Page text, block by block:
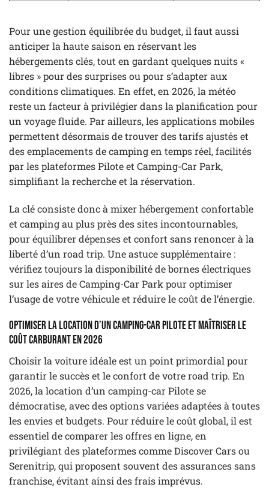
Pour une gestion équilibrée du budget, il faut aussi
anticiper la haute saison en réservant les
hébergements clés, tout en gardant quelques nuits «
libres » pour des surprises ou pour s’adapter aux
conditions climatiques. En effet, en 2026, la météo
reste un facteur à privilégier dans la planification pour
un voyage fluide. Par ailleurs, les applications mobiles
permettent désormais de trouver des tarifs ajustés et
des emplacements de camping en temps réel, facilités
par les plateformes Pilote et Camping-Car Park,
simplifiant la recherche et la réservation.
La clé consiste donc à mixer hébergement confortable
et camping au plus près des sites incontournables,
pour équilibrer dépenses et confort sans renoncer à la
liberté d’un road trip. Une astuce supplémentaire :
vérifiez toujours la disponibilité de bornes électriques
sur les aires de Camping-Car Park pour optimiser
l’usage de votre véhicule et réduire le coût de l’énergie.
Optimiser la location d’un camping-car Pilote et maîtriser le
coût carburant en 2026
Choisir la voiture idéale est un point primordial pour
garantir le succès et le confort de votre road trip. En
2026, la location d’un camping-car Pilote se
démocratise, avec des options variées adaptées à toutes
les envies et budgets. Pour réduire le coût global, il est
essentiel de comparer les offres en ligne, en
privilégiant des plateformes comme Discover Cars ou
Serenitrip, qui proposent souvent des assurances sans
franchise, évitant ainsi des frais imprévus.